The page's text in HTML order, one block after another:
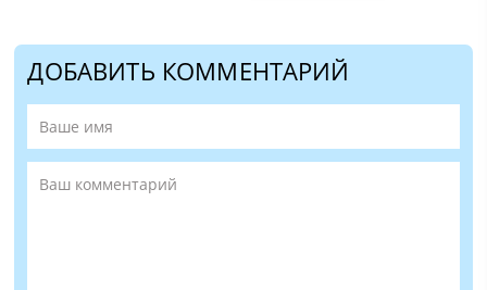
ДОБАВИТЬ КОММЕНТАРИЙ